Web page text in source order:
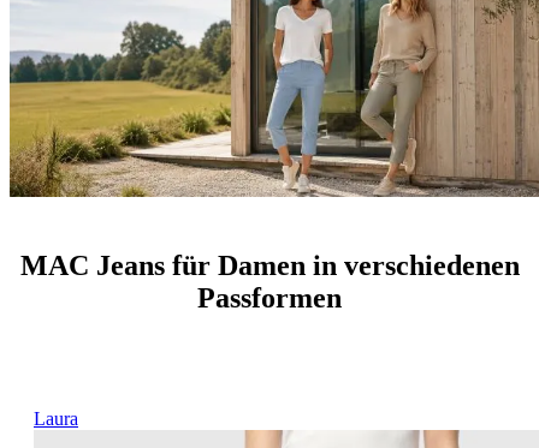
MAC Jeans für Damen in verschiedenen
Passformen
Laura